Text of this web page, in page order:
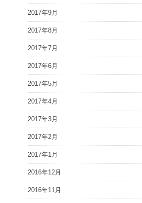
2017年9月
2017年8月
2017年7月
2017年6月
2017年5月
2017年4月
2017年3月
2017年2月
2017年1月
2016年12月
2016年11月